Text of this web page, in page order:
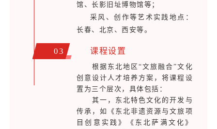
馆、长影旧址博物馆等；
采风、创作等艺术实践地点：
长春、北京、西安等。
03 课程设置
根据东北地区“文旅融合”文化
创意设计人才培养方案，将课程设
置为三个层次，具体包括：
其一，东北特色文化的开发与
传承，如《东北非遗资源与文旅项
目创意实践》《东北萨满文化》